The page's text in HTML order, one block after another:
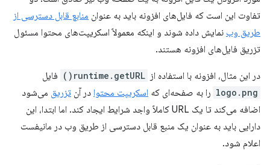
تفاوت این است که فایل‌های افزونه باید به عنوان منابع قابل دسترسی از
طریق وب نمایش داده شوند و اینکه معمولاً اسکریپت‌های محتوا مسئول
تزریق فایل‌های افزونه هستند.
در این مثال، افزونه با استفاده از runtime.getURL() فایل
logo.png را به صفحه‌ای که اسکریپت محتوا در آن تزریق می‌شود
اضافه می‌کند تا یک URL کاملاً واجد شرایط ایجاد کند. اما ابتدا، این
دارایی باید به عنوان یک منبع قابل دسترسی از طریق وب در مانیفست
اعلام شود.